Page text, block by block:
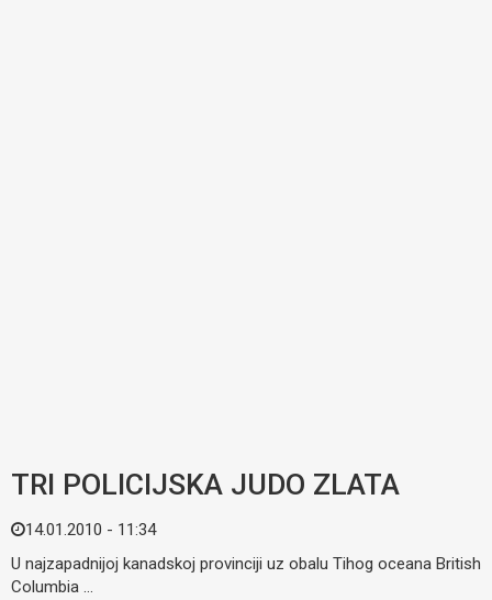
TRI POLICIJSKA JUDO ZLATA
14.01.2010 - 11:34
U najzapadnijoj kanadskoj provinciji uz obalu Tihog oceana British
Columbia ...